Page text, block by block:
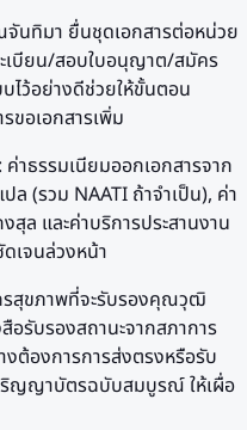
นทิมา ยื่นชุดเอกสารต่อหน่วย
เบียน/สอบใบอนุญาต/สมัคร
ไว้อย่างดีช่วยให้ขั้นตอน
ขอเอกสารเพิ่ม
าธรรมเนียมออกเอกสารจาก
ล (รวม NAATI ถ้าจำเป็น), ค่า
และค่าบริการประสานงาน
เจนล่วงหน้า
สุขภาพที่จะรับรองคุณวุฒิ
อรับรองสถานะจากสภาการ
ต้องการการส่งตรงหรือรับ
ญญาบัตรฉบับสมบูรณ์ ให้เผื่อ